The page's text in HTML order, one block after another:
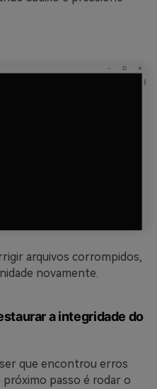
arquivos corrompidos,
novamente.
a integridade do
que encontrou erros
passo é rodar o